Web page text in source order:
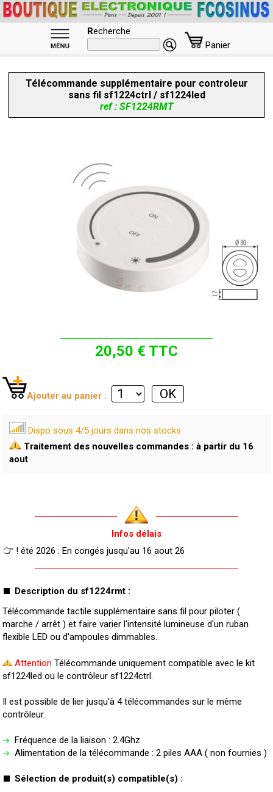
Recherche
Panier
Télécommande supplémentaire pour controleur
sans fil sf1224ctrl / sf1224led
ref : SF1224RMT
20,50 € TTC
Ajouter au panier :
Dispo sous 4/5 jours dans nos stocks
Traitement des nouvelles commandes : à partir du 16
aout
Infos délais
! été 2026 : En congés jusqu'au 16 aout 26
Description du sf1224rmt :
Télécommande tactile supplémentaire sans fil pour piloter (
marche / arrêt ) et faire varier l'intensité lumineuse d'un ruban
flexible LED ou d'ampoules dimmables.
Attention Télécommande uniquement compatible avec le kit
sf1224led ou le contrôleur sf1224ctrl.
Il est possible de lier jusqu'à 4 télécommandes sur le même
contrôleur.
Fréquence de la liaison : 2.4Ghz
Alimentation de la télécommande : 2 piles AAA ( non fournies )
Sélection de produit(s) compatible(s) :